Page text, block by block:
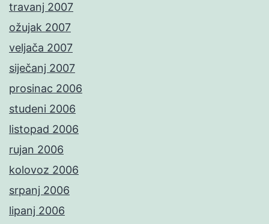
travanj 2007
ožujak 2007
veljača 2007
siječanj 2007
prosinac 2006
studeni 2006
listopad 2006
rujan 2006
kolovoz 2006
srpanj 2006
lipanj 2006